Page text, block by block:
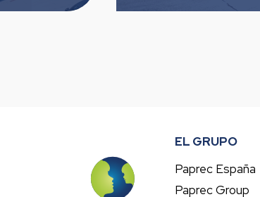
EL GRUPO
Paprec España
Paprec Group